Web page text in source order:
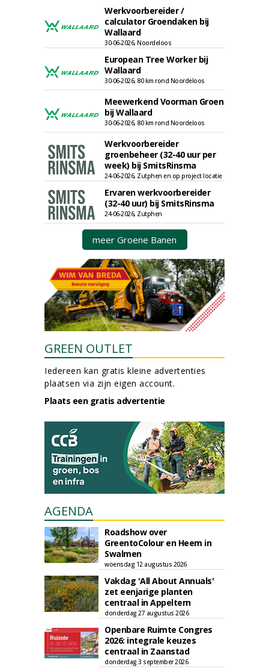
Werkvoorbereider /
calculator Groendaken bij
Wallaard
30-06-2026, Noordeloos
European Tree Worker bij
Wallaard
30-06-2026, 80 km rond Noordeloos
Meewerkend Voorman Groen
bij Wallaard
30-06-2026, 80 km rond Noordeloos
Werkvoorbereider
groenbeheer (32-40 uur per
week) bij SmitsRinsma
24-06-2026, Zutphen en op project locatie
Ervaren werkvoorbereider
(32-40 uur) bij SmitsRinsma
24-06-2026, Zutphen
meer Groene Banen
GREEN OUTLET
Iedereen kan gratis kleine advertenties
plaatsen via zijn eigen account.
Plaats een gratis advertentie
AGENDA
Roadshow over
GreentoColour en Heem in
Swalmen
woensdag 12 augustus 2026
Vakdag 'All About Annuals'
zet eenjarige planten
centraal in Appeltern
donderdag 27 augustus 2026
Openbare Ruimte Congres
2026: integrale keuzes
centraal in Zaanstad
donderdag 3 september 2026